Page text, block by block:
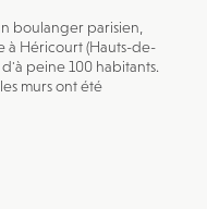
boulanger parisien,
à Héricourt (Hauts-de-
peine 100 habitants.
murs ont été